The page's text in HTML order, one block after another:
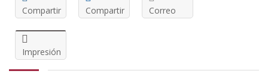
Compartir Compartir Correo
Impresión